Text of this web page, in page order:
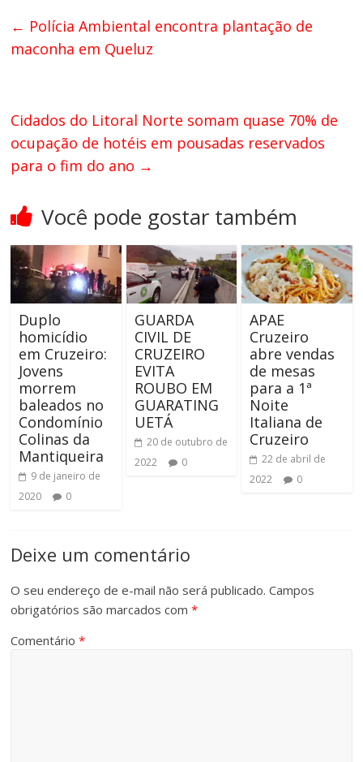
← Polícia Ambiental encontra plantação de
maconha em Queluz
Cidados do Litoral Norte somam quase 70% de
ocupação de hotéis em pousadas reservados
para o fim do ano →
Você pode gostar também
Duplo
homicídio
em Cruzeiro:
Jovens
morrem
baleados no
Condomínio
Colinas da
Mantiqueira
9 de janeiro de
2020
0
GUARDA
CIVIL DE
CRUZEIRO
EVITA
ROUBO EM
GUARATING
UETÁ
20 de outubro de
2022
0
APAE
Cruzeiro
abre vendas
de mesas
para a 1ª
Noite
Italiana de
Cruzeiro
22 de abril de
2022
0
Deixe um comentário
O seu endereço de e-mail não será publicado. Campos
obrigatórios são marcados com*
Comentário*